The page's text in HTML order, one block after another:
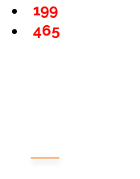
465
199